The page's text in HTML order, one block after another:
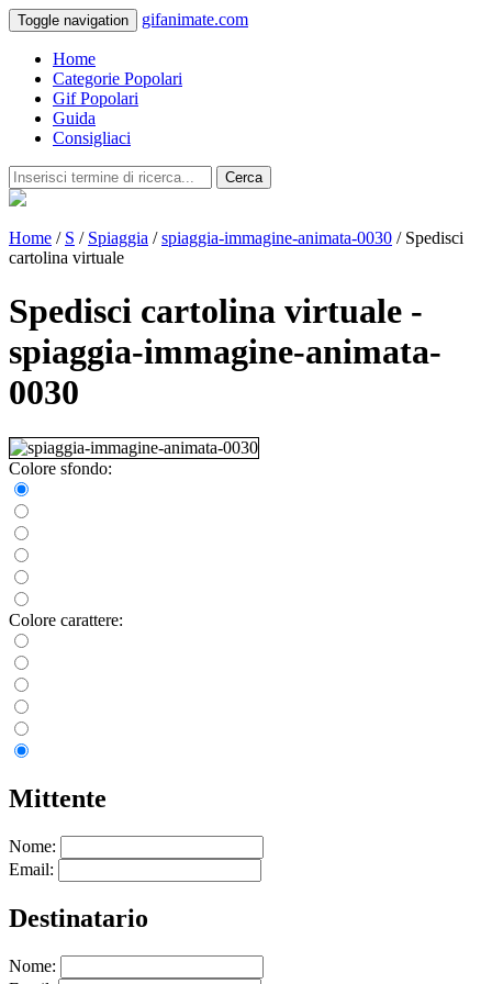
Toggle navigation gifanimate.com
Home
Categorie Popolari
Gif Popolari
Guida
Consigliaci
Cerca
Home / S / Spiaggia /spiaggia-immagine-animata-0030 / Spedisci
cartolina virtuale
Spedisci cartolina virtuale -
spiaggia-immagine-animata-
0030
Colore sfondo:
Colore carattere:
Mittente
Nome:
Email:
Destinatario
Nome: